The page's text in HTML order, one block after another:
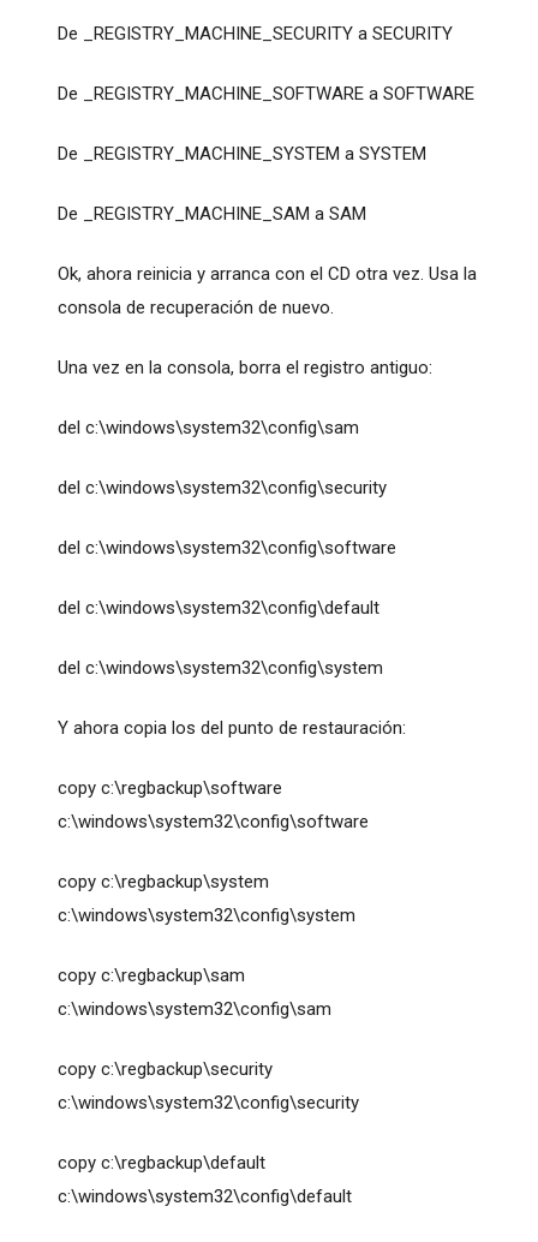
De _REGISTRY_MACHINE_SECURITY a SECURITY
De _REGISTRY_MACHINE_SOFTWARE a SOFTWARE
De _REGISTRY_MACHINE_SYSTEM a SYSTEM
De _REGISTRY_MACHINE_SAM a SAM
Ok, ahora reinicia y arranca con el CD otra vez. Usa la
consola de recuperación de nuevo.
Una vez en la consola, borra el registro antiguo:
del c:\windows\system32\config\sam
del c:\windows\system32\config\security
del c:\windows\system32\config\software
del c:\windows\system32\config\default
del c:\windows\system32\config\system
Y ahora copia los del punto de restauración:
copy c:\regbackup\software
c:\windows\system32\config\software
copy c:\regbackup\system
c:\windows\system32\config\system
copy c:\regbackup\sam
c:\windows\system32\config\sam
copy c:\regbackup\security
c:\windows\system32\config\security
copy c:\regbackup\default
c:\windows\system32\config\default